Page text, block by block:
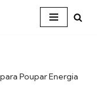
Poupar Energia